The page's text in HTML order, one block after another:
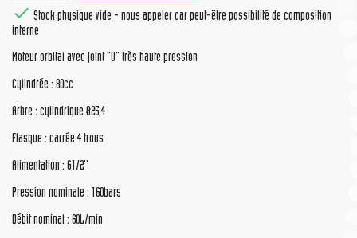
 Stock physique vide - nous appeler car peut-être possibilité de composition
interne
Moteur orbital avec joint "U" très haute pression
Cylindrée : 80cc
Arbre : cylindrique Ø25,4
Flasque : carrée 4 trous
Alimentation : G1/2''
Pression nominale : 160bars
Débit nominal : 60L/min